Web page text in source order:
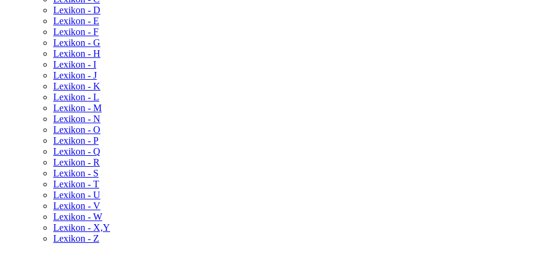
Lexikon - D
Lexikon - E
Lexikon - F
Lexikon - G
Lexikon - H
Lexikon - I
Lexikon - J
Lexikon - K
Lexikon - L
Lexikon - M
Lexikon - N
Lexikon - O
Lexikon - P
Lexikon - Q
Lexikon - R
Lexikon - S
Lexikon - T
Lexikon - U
Lexikon - V
Lexikon - W
Lexikon - X,Y
Lexikon - Z